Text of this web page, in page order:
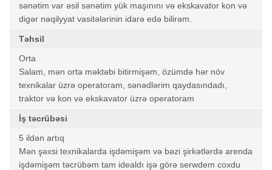
sənətim var əsil sənətim yük maşınını və ekskavator kon və
digər nəqilyyat vasitələrinin idarə edə bilirəm.
Təhsil
Orta
Salam, mən orta məktəbi bitirmişəm, özümdə hər növ
texnikalar üzrə operatoram, sənədlərim qaydasındadı,
traktor və kon və ekskavator üzrə operatoram
İş təcrübəsi
5 ildən artıq
Mən şəxsi texnikalarda işdəmişəm və bəzi şirkətlərdə arenda
işdəmişəm təcrübəm tam idealdı işə görə serwdem coxdu